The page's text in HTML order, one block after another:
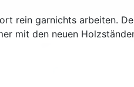
rein garnichts arbeiten.
mit den neuen